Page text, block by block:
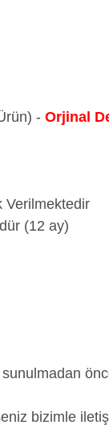
- Orjinal
Verilmektedir
(12 ay)
bizimle